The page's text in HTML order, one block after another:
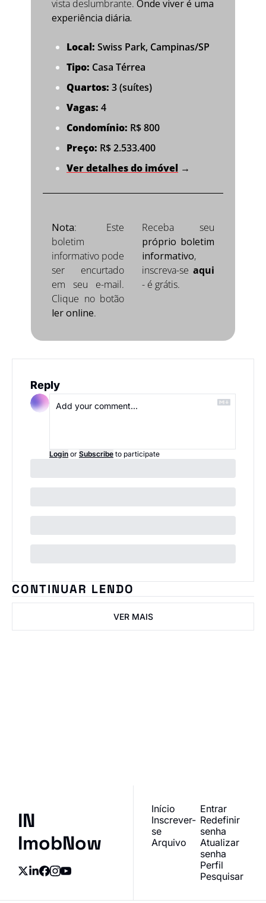
vista deslumbrante. Onde viver é uma
experiência diária.
Local: Swiss Park, Campinas/SP
Tipo: Casa Térrea
Quartos: 3 (suítes)
Vagas: 4
Condomínio: R$ 800
Preço: R$ 2.533.400
Ver detalhes do imóvel →
Nota: Este
boletim
informativo pode
ser encurtado
em seu e-mail.
ler online.
próprio boletim
informativo,
inscreva-se aqui
- é grátis.
Reply
Login or Subscribe to participate
CONTINUAR LENDO
VER MAIS
IN
ImobNow
Início
Inscrever-
se
Arquivo
Entrar
Redefinir
senha
Atualizar
senha
Perfil
Pesquisar